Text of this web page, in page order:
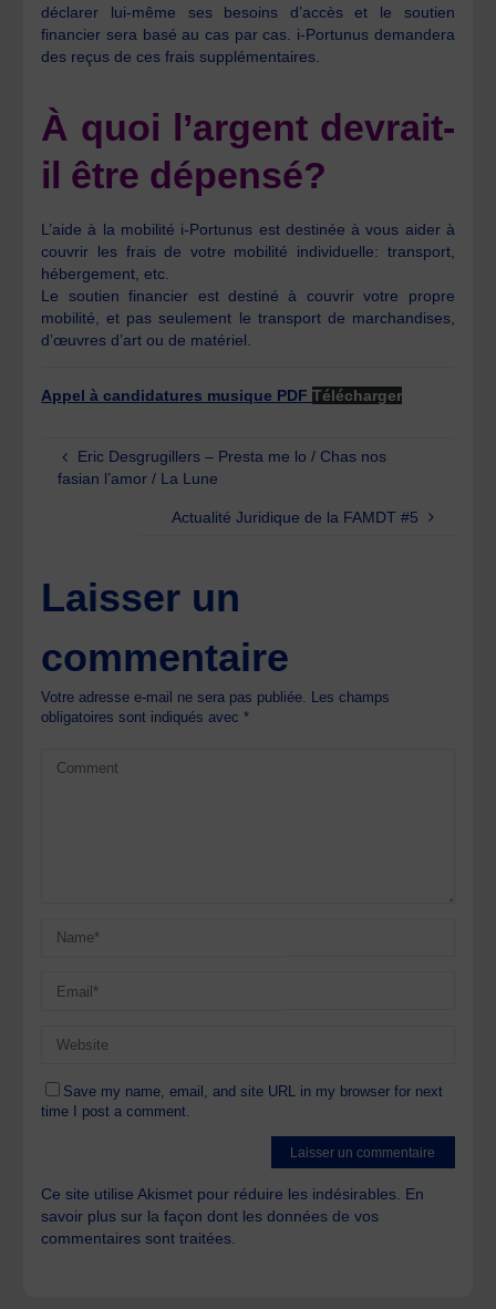
déclarer lui-même ses besoins d’accès et le soutien
financier sera basé au cas par cas. i-Portunus demandera
des reçus de ces frais supplémentaires.
À quoi l’argent devrait-
il être dépensé?
L’aide à la mobilité i-Portunus est destinée à vous aider à
couvrir les frais de votre mobilité individuelle: transport,
hébergement, etc.
Le soutien financier est destiné à couvrir votre propre
mobilité, et pas seulement le transport de marchandises,
d’œuvres d’art ou de matériel.
Appel à candidatures musique PDFTélécharger
Eric Desgrugillers – Presta me lo / Chas nos
fasian l’amor / La Lune
Actualité Juridique de la FAMDT #5
Laisser un
commentaire
Votre adresse e-mail ne sera pas publiée.
Les champs
obligatoires sont indiqués avec*
Save my name, email, and site URL in my browser for next
time I post a comment.
Ce site utilise Akismet pour réduire les indésirables. En
savoir plus sur la façon dont les données de vos
commentaires sont traitées